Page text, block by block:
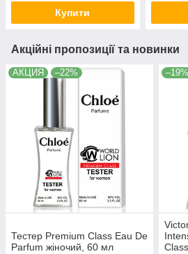
Купити
Акційні пропозиції та новинки
АКЦИЯ –22%
Тестер Premium Class Eau De
Parfum жіночий, 60 мл
–19%